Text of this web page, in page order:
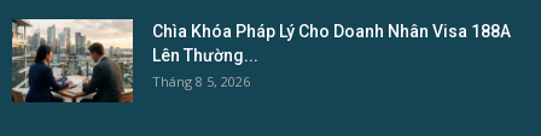
Chìa Khóa Pháp Lý Cho Doanh Nhân Visa 188A
Lên Thường...
Tháng 8 5, 2026